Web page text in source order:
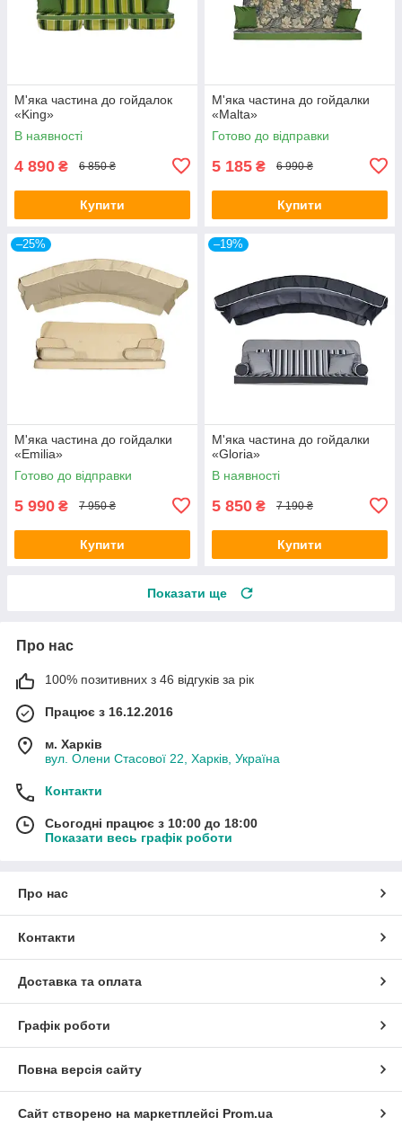
М'яка частина до гойдалок
«King»
В наявності
4 890 ₴ 6 850 ₴
Купити
М'яка частина до гойдалки
«Malta»
Готово до відправки
5 185 ₴ 6 990 ₴
Купити
–25%
М'яка частина до гойдалки
«Emilia»
Готово до відправки
5 990 ₴ 7 950 ₴
Купити
–19%
М'яка частина до гойдалки
«Gloria»
В наявності
5 850 ₴ 7 190 ₴
Купити
Показати ще
Про нас
100% позитивних з 46 відгуків за рік
Працює з 16.12.2016
м. Харків
вул. Олени Стасової 22, Харків, Україна
Контакти
Сьогодні працює з 10:00 до 18:00
Показати весь графік роботи
Про нас
Контакти
Доставка та оплата
Графік роботи
Повна версія сайту
Сайт створено на маркетплейсі Prom.ua